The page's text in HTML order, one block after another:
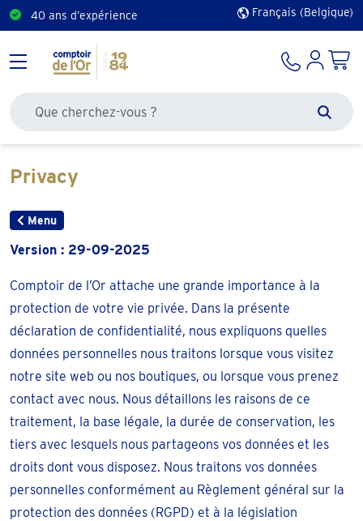
40 ans d’expérience Français (Belgique)
Privacy
Menu
Version : 29-09-2025
Comptoir de l’Or attache une grande importance à la
protection de votre vie privée. Dans la présente
déclaration de confidentialité, nous expliquons quelles
données personnelles nous traitons lorsque vous visitez
notre site web ou nos boutiques, ou lorsque vous prenez
contact avec nous. Nous détaillons les raisons de ce
traitement, la base légale, la durée de conservation, les
tiers avec lesquels nous partageons vos données et les
droits dont vous disposez. Nous traitons vos données
personnelles conformément au Règlement général sur la
protection des données (RGPD) et à la législation